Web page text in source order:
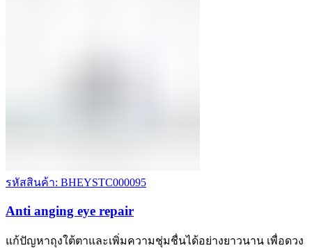
รหัสสินค้า: BHEYSTC000095
Anti anging eye repair
แก้ปัญหาถุงใต้ตาและเพิ่มความชุ่มชื่นได้อย่างยาวนาน เพื่อดวง